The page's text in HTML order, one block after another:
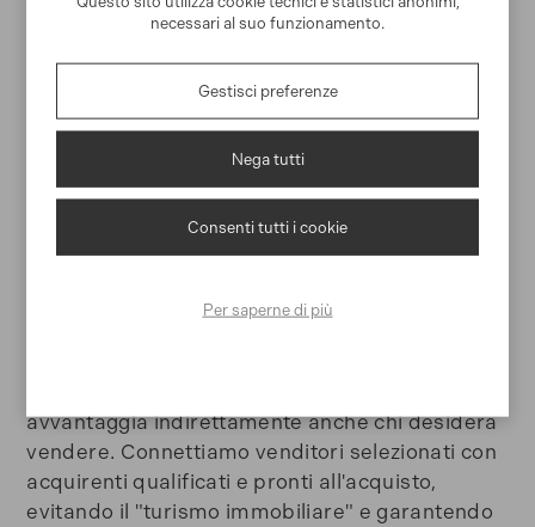
un risultato d'eccellenza senza stress per
Che si tratti di una residenza principale o di una
nostra missione è trovare la quadratura
perfetta tra desideri personali e solidità
dell'investimento.
avvantaggia indirettamente anche chi desidera
vendere. Connettiamo venditori selezionati con
acquirenti qualificati e pronti all'acquisto,
evitando il "turismo immobiliare" e garantendo
necessari al suo funzionamento.
Gestisci preferenze
Nega tutti
Consenti tutti i cookie
Per saperne di più